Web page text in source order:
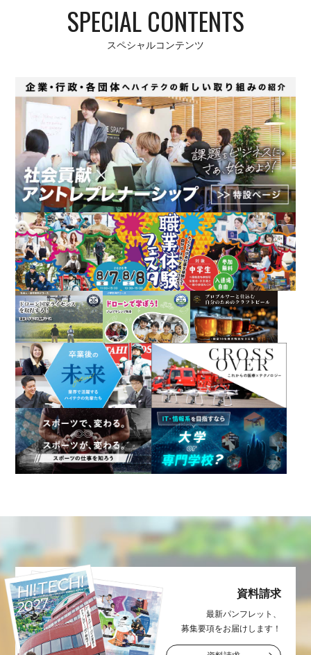
SPECIAL CONTENTS
スペシャルコンテンツ
資料請求
最新パンフレット、
募集要項をお届け します！